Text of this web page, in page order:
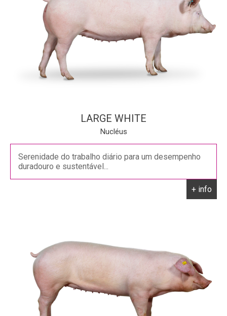
LARGE WHITE
Nucléus
Serenidade do trabalho diário para um desempenho
duradouro e sustentável...
+ info